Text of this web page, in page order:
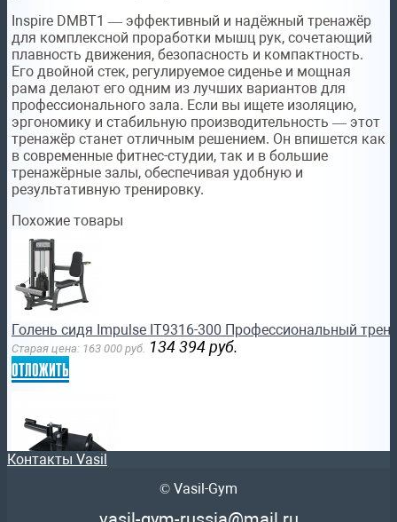
Inspire DMBT1 — эффективный и надёжный тренажёр
для комплексной проработки мышц рук, сочетающий
плавность движения, безопасность и компактность.
Его двойной стек, регулируемое сиденье и мощная
рама делают его одним из лучших вариантов для
профессионального зала. Если вы ищете изоляцию,
эргономику и стабильную производительность — этот
тренажёр станет отличным решением. Он впишется как
в современные фитнес-студии, так и в большие
тренажёрные залы, обеспечивая удобную и
результативную тренировку.
Похожие товары
Голень сидя Impulse IT9316-300 Профессиональный
Старая цена: 163 000 руб. 134 394 руб.
отложить
Тренажер Landmine/T-образная тяга для тренировки
руб. руб.
Контакты Vasil
© Vasil-Gym